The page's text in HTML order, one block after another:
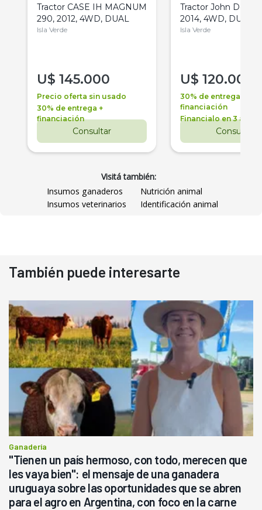
Tractor CASE IH MAGNUM
290, 2012, 4WD, DUAL
Isla Verde
U$ 145.000
Precio oferta sin usado
30% de entrega +
financiación
Consultar
Tractor John Deere
2014, 4WD, DUAL
Isla Verde
U$ 120.000
30% de entrega +
financiación
Financialo en 3 años
Consultar
Visitá también:
Insumos ganaderos
Nutrición animal
Insumos veterinarios
Identificación animal
También puede interesarte
Ganadería
"Tienen un país hermoso, con todo, merecen que
les vaya bien": el mensaje de una ganadera
uruguaya sobre las oportunidades que se abren
para el agro en Argentina, con foco en la carne